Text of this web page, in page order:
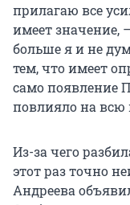
прилагаю все
имеет значение,
больше я и не
тем, что имеет
само появление
повлияло на
Из-за чего
этот раз точно
Андреева